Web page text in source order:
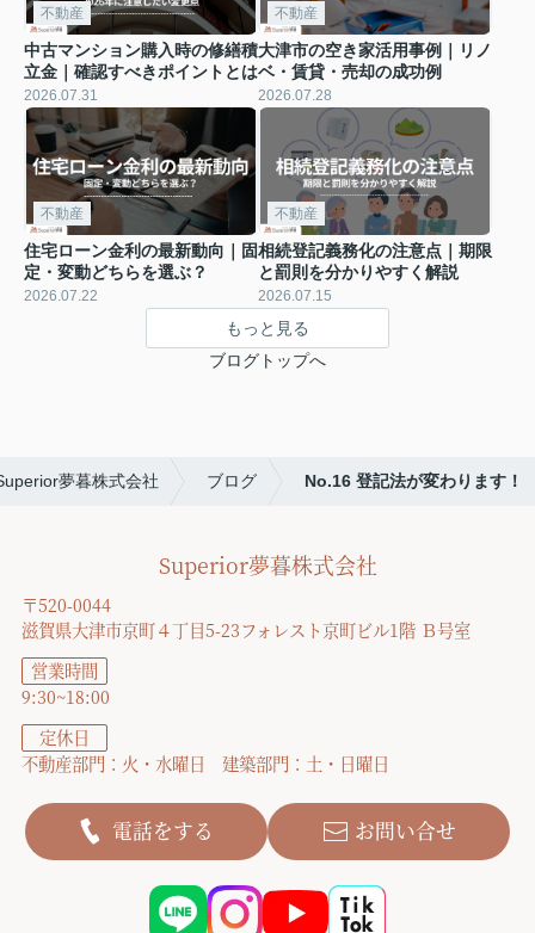
不動産
中古マンション購入時の修繕積
立金｜確認すべきポイントとは
2026.07.31
不動産
大津市の空き家活用事例｜リノ
ベ・賃貸・売却の成功例
2026.07.28
不動産
住宅ローン金利の最新動向｜固
定・変動どちらを選ぶ？
2026.07.22
不動産
相続登記義務化の注意点｜期限
と罰則を分かりやすく解説
2026.07.15
もっと見る
ブログトップへ
夢暮株式会社 ブログ No.16 登記法が変わります！
Superior夢暮株式会社
〒520-0044
滋賀県大津市京町４丁目5-23フォレスト京町ビル1階 Ｂ号室
営業時間
9:30~18:00
定休日
不動産部門：火・水曜日 建築部門：土・日曜日
電話をする お問い合せ